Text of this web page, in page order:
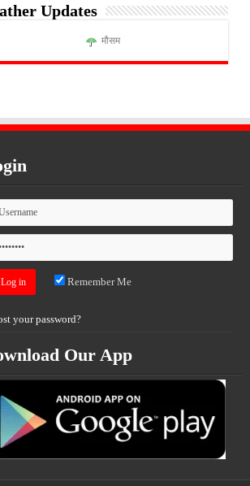
Updates
मौसम
Remember Me
your password?
Our App